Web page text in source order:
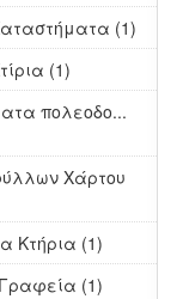
(1)
(1)
πολεοδο...
Χάρτου
Κτήρια (1)
Γραφεία (1)